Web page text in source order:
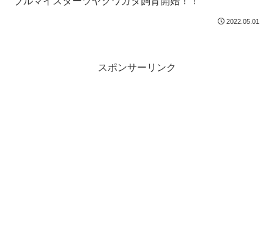
2022.05.01
スポンサーリンク